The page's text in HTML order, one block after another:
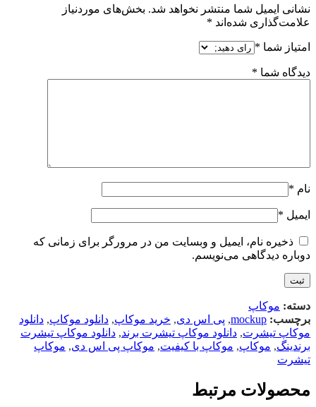
نشانی ایمیل شما منتشر نخواهد شد. بخش‌های موردنیاز
علامت‌گذاری شده‌اند *
امتیاز شما *
دیدگاه شما *
نام *
ایمیل *
ذخیره نام، ایمیل و وبسایت من در مرورگر برای زمانی که
دوباره دیدگاهی می‌نویسم.
دسته: موکاپ
برچسب: mockup
, پی اس دی, خرید موکاپ, دانلود موکاپ, دانلود
موکاپ تیشرت, دانلود موکاپ تیشرت برند, دانلود موکاپ تیشرت
برندینگ, موکاپ, موکاپ با کیفیت, موکاپ پی اس دی, موکاپ
تیشرت
محصولات مرتبط